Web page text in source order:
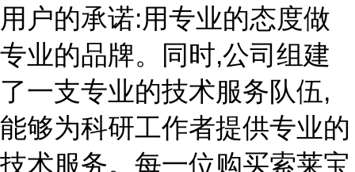
用户的承诺:用专业的态度做
专业的品牌。同时,公司组建
了一支专业的技术服务队伍,
能够为科研工作者提供专业的
技术服务。每一位购买索莱宝